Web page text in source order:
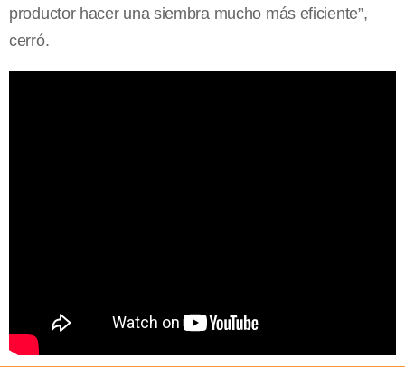
productor hacer una siembra mucho más eficiente”,
cerró.